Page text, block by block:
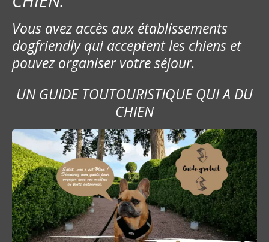
e
l
’
a
r
t
i
c
l
e
Vous avez accès aux établissements
dogfriendly qui acceptent les chiens et
pouvez organiser votre séjour.
UN GUIDE TOUTOURISTIQUE QUI A DU
CHIEN